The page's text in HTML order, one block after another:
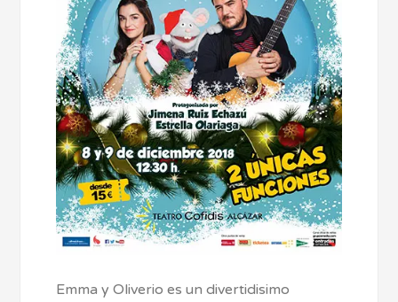
Emma y Oliverio es un divertidisimo